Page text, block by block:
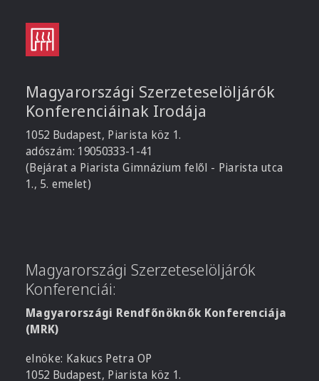
Magyarországi Szerzeteselöljárók
Konferenciáinak Irodája
1052 Budapest, Piarista köz 1.
adószám: 19050333-1-41
(Bejárat a Piarista Gimnázium felől - Piarista utca
1., 5. emelet)
Magyarországi Szerzeteselöljárók
Konferenciái:
Magyarországi Rendfőnöknők Konferenciája
(MRK)
elnöke: Kakucs Petra OP
1052 Budapest, Piarista köz 1.